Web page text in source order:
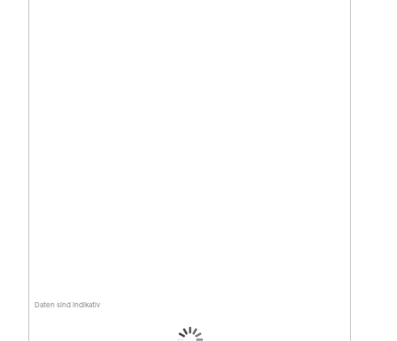
Daten sind indikativ